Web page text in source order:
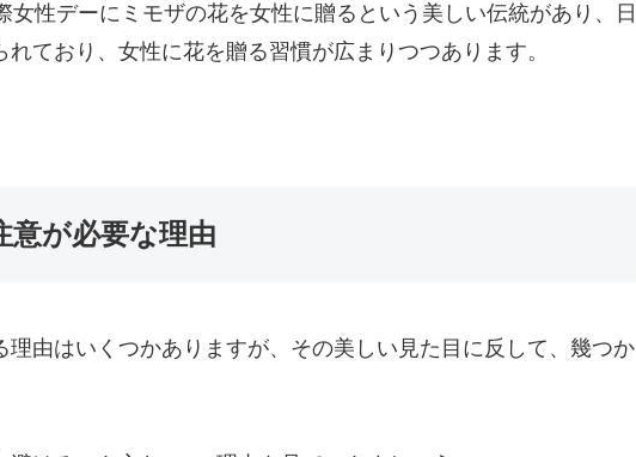
性デーにミモザの花を女性に贈るという美しい伝統があり、日
ており、女性に花を贈る習慣が広まりつつあります。
意が必要な理由
理由はいくつかありますが、その美しい見た目に反して、幾つか